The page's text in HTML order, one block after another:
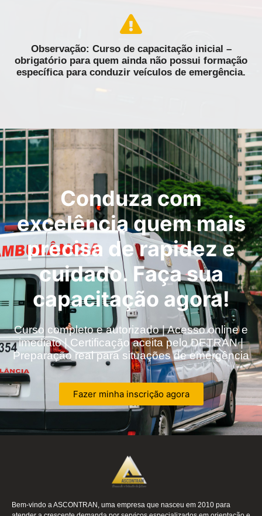
Observação: Curso de capacitação inicial –
obrigatório para quem ainda não possui formação
específica para conduzir veículos de emergência.
Conduza com
excelência quem mais
precisa de rapidez e
cuidado. Faça sua
capacitação agora!
Curso completo e autorizado | Acesso online e
imediato | Certificação aceita pelo DETRAN |
Preparação real para situações de emergência
Fazer minha inscrição agora
Bem-vindo a ASCONTRAN, uma empresa que nasceu em 2010 para